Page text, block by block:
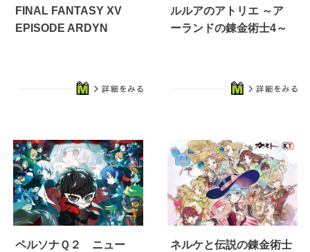
FINAL FANTASY XV
EPISODE ARDYN
ルルアのアトリエ ～ア
ーランドの錬金術士4～
ペルソナＱ２ ニュー
ネルケと伝説の錬金術士